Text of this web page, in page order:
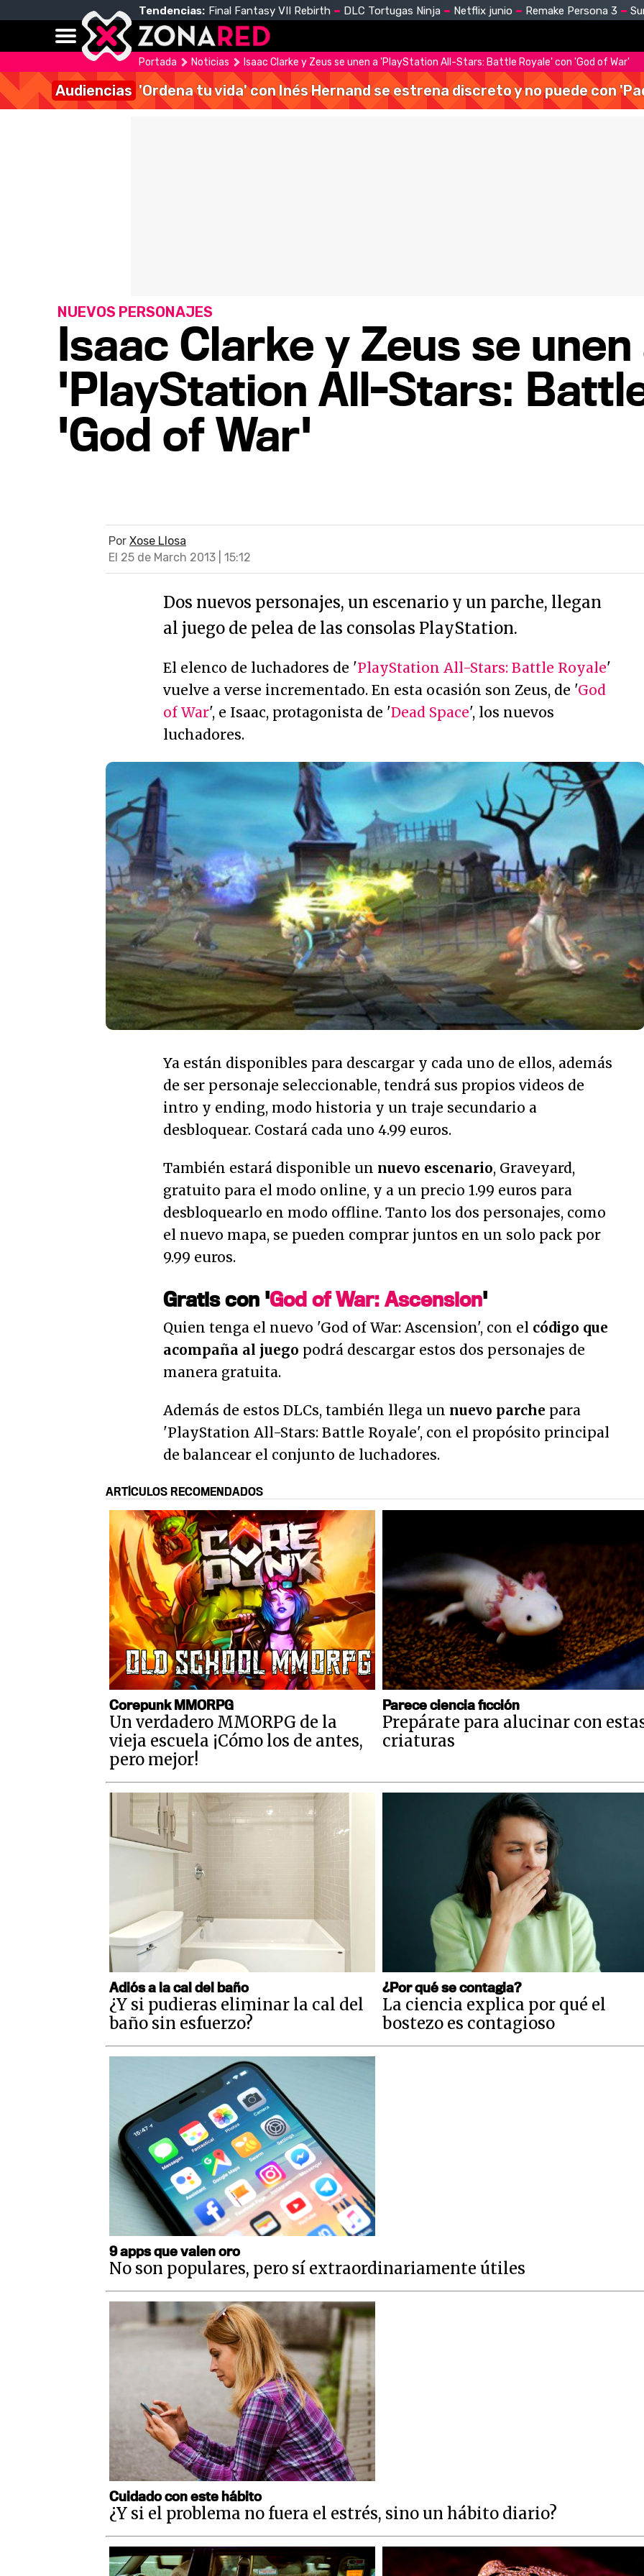
Tendencias: Final Fantasy VII Rebirth DLC Tortugas Ninja Netflix junio Remake Persona 3
Portada Noticias Isaac Clarke y Zeus se unen a 'PlayStation All-Stars: Battle Royale' con 'God of War'
Audiencias 'Ordena tu vida' con Inés Hernand se estrena discreto y no puede con
Isaac Clarke y Zeus se unen
'PlayStation All-Stars:
'God of War'
NUEVOS PERSONAJES
Por Xose Llosa
El 25 de March 2013 | 15:12
Dos nuevos personajes, un escenario y un parche, llegan
al juego de pelea de las consolas PlayStation.
El elenco de luchadores de 'PlayStation All-Stars: Battle Royale'
vuelve a verse incrementado. En esta ocasión son Zeus, de 'God
of War', e Isaac, protagonista de 'Dead Space', los nuevos
luchadores.
Ya están disponibles para descargar y cada uno de ellos, además
de ser personaje seleccionable, tendrá sus propios videos de
intro y ending, modo historia y un traje secundario a
desbloquear. Costará cada uno 4.99 euros.
También estará disponible un nuevo escenario, Graveyard,
gratuito para el modo online, y a un precio 1.99 euros para
desbloquearlo en modo offline. Tanto los dos personajes, como
el nuevo mapa, se pueden comprar juntos en un solo pack por
9.99 euros.
Gratis con 'God of War: Ascension'
Quien tenga el nuevo 'God of War: Ascension', con el código que
acompaña al juego podrá descargar estos dos personajes de
manera gratuita.
Además de estos DLCs, también llega un nuevo parche para
'PlayStation All-Stars: Battle Royale', con el propósito principal
de balancear el conjunto de luchadores.
ARTÍCULOS RECOMENDADOS
Corepunk MMORPG
Un verdadero MMORPG de la
vieja escuela ¡Cómo los de antes,
pero mejor!
Parece ciencia ficción
Prepárate para alucinar con
criaturas
Adiós a la cal del baño
¿Y si pudieras eliminar la cal del
baño sin esfuerzo?
¿Por qué se contagia?
La ciencia explica por qué el
bostezo es contagioso
9 apps que valen oro
No son populares, pero sí extraordinariamente útiles
Cuidado con este hábito
¿Y si el problema no fuera el estrés, sino un hábito diario?